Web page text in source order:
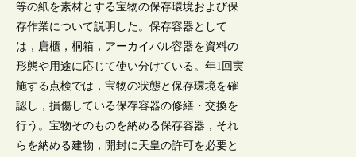
等の紙を素材とする宝物の保存環境および保
存作業について説明した。保存容器として
は，唐櫃，桐箱，アーカイバル容器を資料の
形態や用途に応じて使い分けている。年1回実
施する点検では，宝物の状態と保存環境を確
認し，損傷している保存容器の修繕・交換を
行う。宝物そのものを納める保存容器，それ
らを納める建物，開封に天皇の許可を必要と